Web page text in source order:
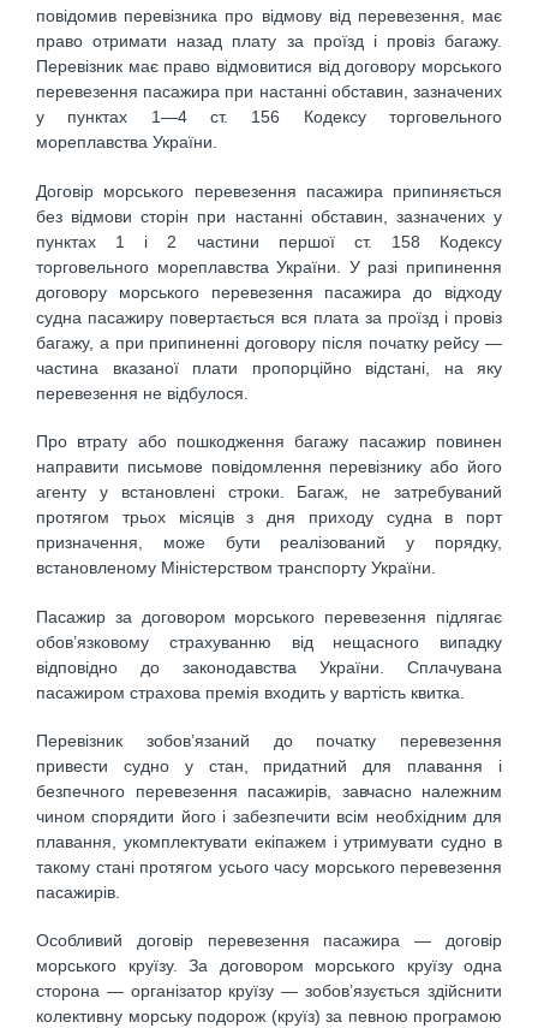
повідомив перевізника про відмову від перевезення, має
право отримати назад плату за проїзд і провіз багажу.
Перевізник має право відмовитися від договору морського
перевезення пасажира при настанні обставин, зазначених
у пунктах 1—4 ст. 156 Кодексу торговельного
мореплавства України.
Договір морського перевезення пасажира припиняється
без відмови сторін при настанні обставин, зазначених у
пунктах 1 і 2 частини першої ст. 158 Кодексу
торговельного мореплавства України. У разі припинення
договору морського перевезення пасажира до відходу
судна пасажиру повертається вся плата за проїзд і провіз
багажу, а при припиненні договору після початку рейсу —
частина вказаної плати пропорційно відстані, на яку
перевезення не відбулося.
Про втрату або пошкодження багажу пасажир повинен
направити письмове повідомлення перевізнику або його
агенту у встановлені строки. Багаж, не затребуваний
протягом трьох місяців з дня приходу судна в порт
призначення, може бути реалізований у порядку,
встановленому Міністерством транспорту України.
Пасажир за договором морського перевезення підлягає
обов’яз­ковому страхуванню від нещасного випадку
відповідно до законодавства України. Сплачувана
пасажиром страхова премія входить у вартість квитка.
Перевізник зобов’язаний до початку перевезення
привести судно у стан, придатний для плавання і
безпечного перевезення пасажирів, завчасно належним
чином спорядити його і забезпечити всім необхідним для
плавання, укомплектувати екіпажем і утримувати судно в
такому стані протягом усього часу морського перевезення
пасажирів.
Особливий договір перевезення пасажира — договір
морського круїзу. За договором морського круїзу одна
сторона — організатор круїзу — зобов’язується здійснити
колективну морську подорож (круїз) за певною програмою